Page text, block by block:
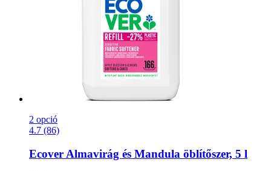
2 opció
4.7 (86)
Ecover Almavirág és Mandula öblítőszer, 5 l